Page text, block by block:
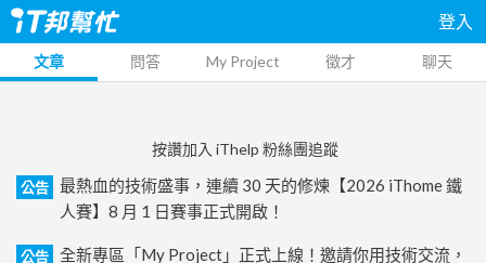
登入
文章 問答 My Project 徵才 聊天
按讚加入 iThelp 粉絲團追蹤
公告
最熱血的技術盛事，連續 30 天的修煉【2026 iThome 鐵
人賽】8 月 1 日賽事正式開啟！
公告
全新專區「My Project」正式上線！邀請你用技術交流，